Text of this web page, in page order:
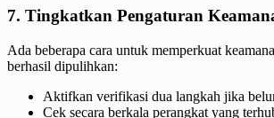
7. Tingkatkan Pengaturan
Ada beberapa cara untuk memperkuat
berhasil dipulihkan:
Aktifkan verifikasi dua langkah jika
Cek secara berkala perangkat yang